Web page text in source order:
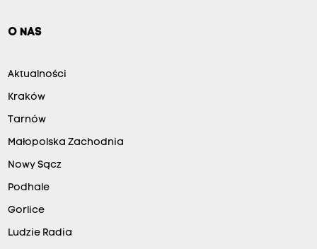
O NAS
Aktualności
Kraków
Tarnów
Małopolska Zachodnia
Nowy Sącz
Podhale
Gorlice
Ludzie Radia